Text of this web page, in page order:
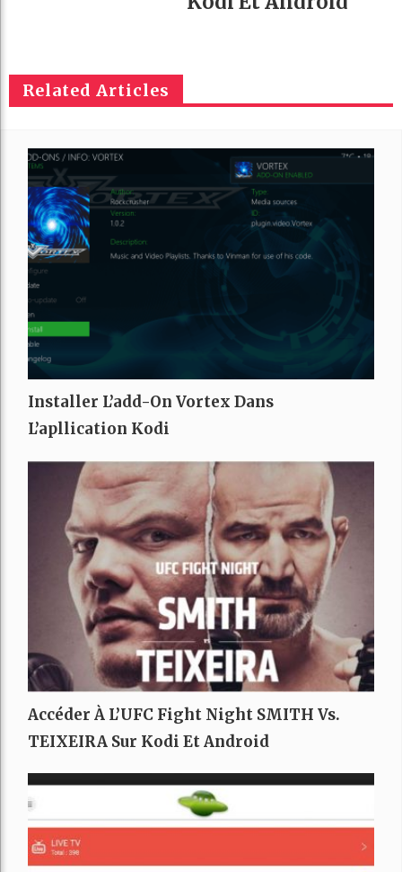
Related Articles
Installer L’add-On Vortex Dans
L’apllication Kodi
Accéder À L’UFC Fight Night SMITH Vs.
TEIXEIRA Sur Kodi Et Android